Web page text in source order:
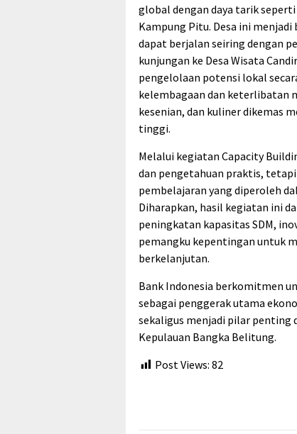
global dengan daya tarik
Kampung Pitu. Desa ini
dapat berjalan seiring dengan
kunjungan ke Desa Wisata
pengelolaan potensi lokal
kelembagaan dan keterlibatan
kesenian, dan kuliner dikemas
tinggi.
Melalui kegiatan Capacity
dan pengetahuan praktis,
pembelajaran yang diperoleh
Diharapkan, hasil kegiatan ini
peningkatan kapasitas SDM,
pemangku kepentingan untuk
berkelanjutan.
Bank Indonesia berkomitmen
sebagai penggerak utama
sekaligus menjadi pilar penting
Kepulauan Bangka Belitung.
Post Views: 82